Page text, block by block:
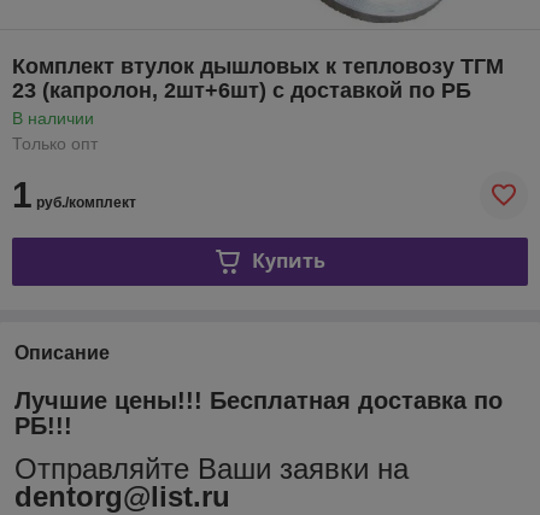
Комплект втулок дышловых к тепловозу ТГМ
23 (капролон, 2шт+6шт) с доставкой по РБ
В наличии
Только опт
1 руб./комплект
Купить
Описание
Лучшие цены!!! Бесплатная доставка по
РБ!!!
Отправляйте Ваши заявки на
dentorg@list.ru